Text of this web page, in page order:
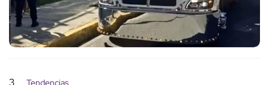
3 Tendencias